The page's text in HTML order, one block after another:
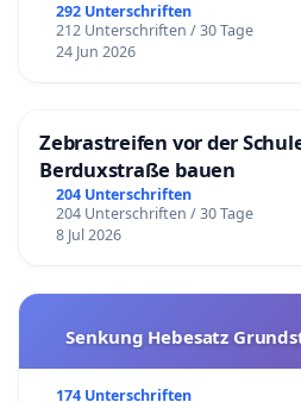
292 Unterschriften
212 Unterschriften / 30 Tage
24 Jun 2026
Zebrastreifen vor der
Berduxstraße bauen
204 Unterschriften
204 Unterschriften / 30 Tage
8 Jul 2026
Senkung Hebesatz
174 Unterschriften